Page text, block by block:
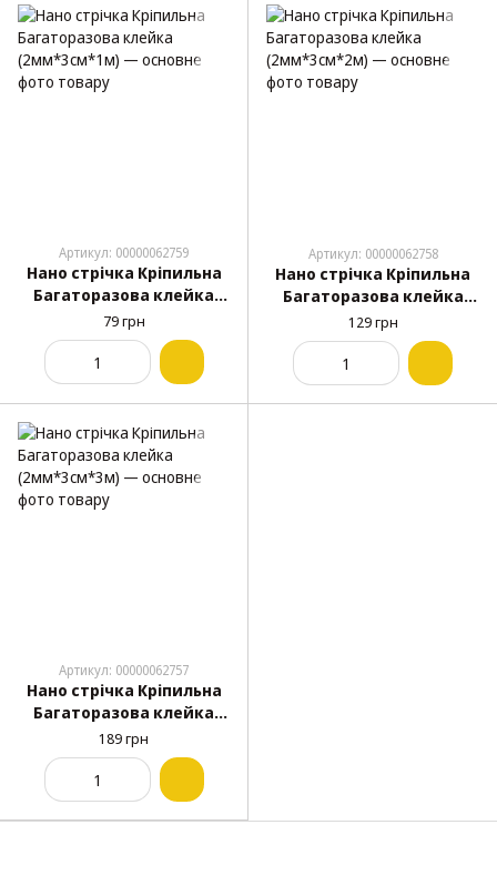
Артикул: 00000062759
Нано стрічка Кріпильна
Багаторазова клейка
(2мм*3см*1м)
79 грн
Артикул: 00000062758
Нано стрічка Кріпильна
Багаторазова клейка
(2мм*3см*2м)
129 грн
Артикул: 00000062757
Нано стрічка Кріпильна
Багаторазова клейка
(2мм*3см*3м)
189 грн